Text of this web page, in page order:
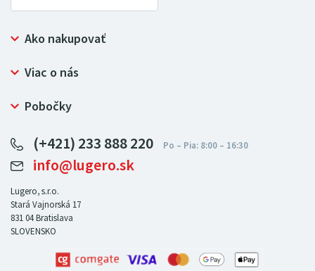
Ako nakupovať
Prečo nakupovať u LUGERO
Ochrana osobných údajov
Viac o nás
Bezpečný nákup
Certifikát NATUR-PACK
Pre predajcov
Pobočky
LUGERO Nemecko
LUGERO Česká republika
LUGERO Maďarsko
LUGERO Rakousko
(+421) 233 888 220
info@lugero.sk
Lugero, s.r.o.
Stará Vajnorská 17
831 04Bratislava
SLOVENSKO